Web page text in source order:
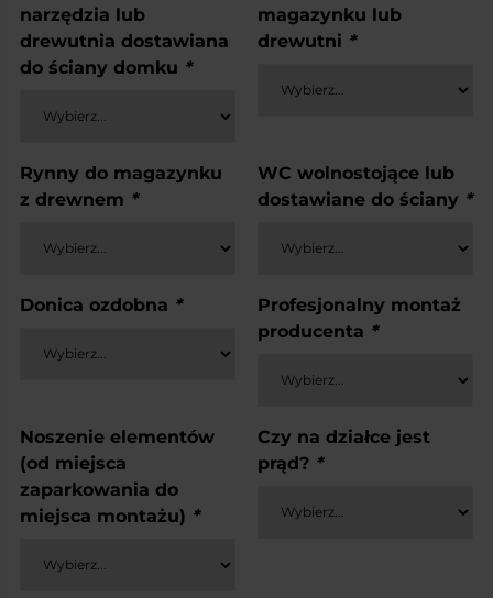
narzędzia lub
drewutnia dostawiana
do ściany domku *
magazynku lub
drewutni *
Rynny do magazynku
z drewnem *
WC wolnostojące lub
dostawiane do ściany *
Donica ozdobna *
Profesjonalny montaż
producenta *
Noszenie elementów
(od miejsca
zaparkowania do
miejsca montażu) *
Czy na działce jest
prąd? *